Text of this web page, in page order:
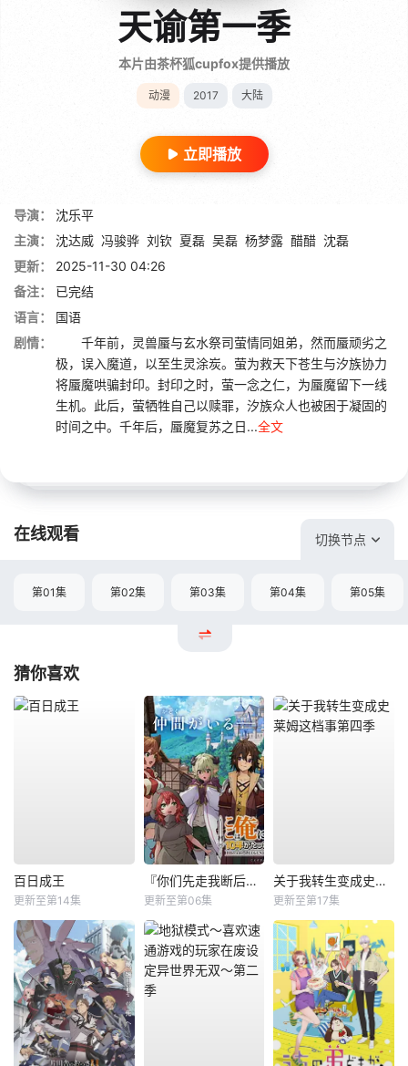
天谕第一季
本片由茶杯狐cupfox提供播放
动漫 2017 大陆
立即播放
导演：
沈乐平
主演：
沈达威 冯骏骅 刘钦 夏磊 吴磊 杨梦露 醋醋 沈磊
更新：
2025-11-30 04:26
备注：
已完结
语言：
国语
剧情：
千年前，灵兽蜃与玄水祭司萤情同姐弟，然而蜃顽劣之
极，误入魔道，以至生灵涂炭。萤为救天下苍生与汐族协力
将蜃魔哄骗封印。封印之时，萤一念之仁，为蜃魔留下一线
生机。此后，萤牺牲自己以赎罪，汐族众人也被困于凝固的
时间之中。千年后，蜃魔复苏之日...全文
在线观看 切换节点
第01集 第02集 第03集 第04集 第05集
猜你喜欢
百日成王
更新至第14集
『你们先走我断后』，于是10年后我成为了传说
更新至第06集
关于我转生变成史莱姆这档事第四季
更新至第17集